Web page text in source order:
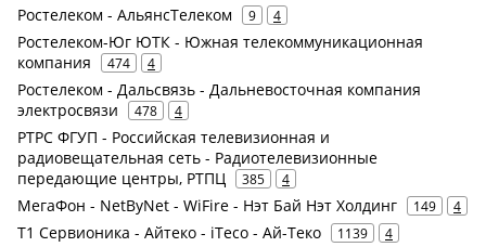
Ростелеком - АльянсТелеком 9 4
Ростелеком-Юг ЮТК - Южная телекоммуникационная
компания
474 4
Ростелеком - Дальсвязь - Дальневосточная компания
электросвязи
478 4
РТРС ФГУП - Российская телевизионная и
радиовещательная сеть - Радиотелевизионные
передающие центры, РТПЦ
385 4
МегаФон - NetByNet - WiFire - Нэт Бай Нэт Холдинг 149 4
Т1 Сервионика - Айтеко - iTeco - Ай-Теко 1139 4